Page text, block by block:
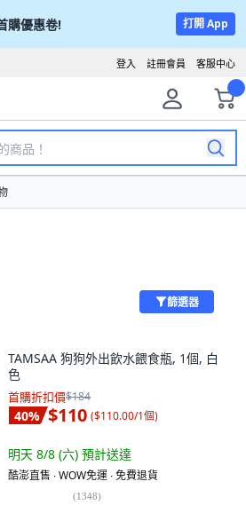
購優惠卷! 打開 App
客服中心
註冊會員
登入
篩選器
TAMSAA 狗狗外出飲水餵食瓶, 1個, 白
色
首購折扣價$184
40% $110 ($110.00/1個)
明天 8/8 (六) 預計送達
酷澎直售 ∙ WOW免運 ∙ 免費退貨
(1348)